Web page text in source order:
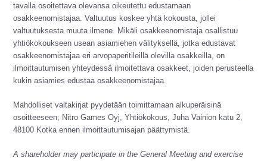
tavalla osoitettava olevansa oikeutettu edustamaan
osakkeenomistajaa. Valtuutus koskee yhtä kokousta, jollei
valtuutuksesta muuta ilmene. Mikäli osakkeenomistaja osallistuu
yhtiökokoukseen usean asiamiehen välityksellä, jotka edustavat
osakkeenomistajaa eri arvopaperitileillä olevilla osakkeilla, on
ilmoittautumisen yhteydessä ilmoitettava osakkeet, joiden perusteella
kukin asiamies edustaa osakkeenomistajaa.
Mahdolliset valtakirjat pyydetään toimittamaan alkuperäisinä
osoitteeseen; Nitro Games Oyj, Yhtiökokous, Juha Vainion katu 2,
48100 Kotka ennen ilmoittautumisajan päättymistä.
A shareholder may participate in the General Meeting and exercise